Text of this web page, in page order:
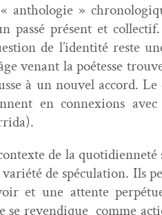
antholo­gie »
passé présent et
de l’identité reste
venant la poétesse
à un nou­v­el accord.
en con­nex­ions
de la
de spécu­la­tion. Ils
et une attente
se revendique comme